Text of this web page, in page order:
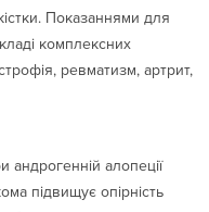
Показаннями для
комплексних
ревматизм, артрит,
алопеції
підвищує опірність